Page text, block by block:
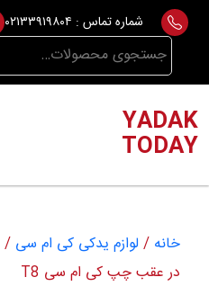
Skip
content
شماره تماس : ۰۲۱۳۳۹۱۹۸۰۴
جستجو
برای:
YADAK
TODAY
خانه / لوازم یدکی کی ام سی /
در عقب چپ کی ام سی T8